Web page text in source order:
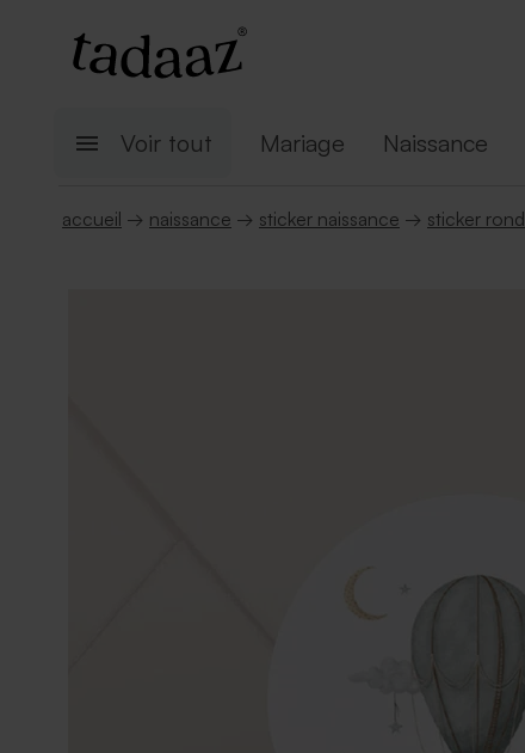
Voir tout Mariage Naissance
accueil → naissance → sticker naissance → sticker rond